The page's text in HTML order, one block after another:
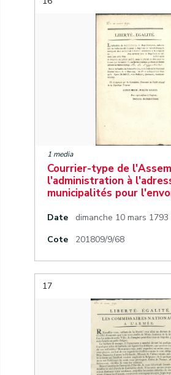
1 media
Courrier-type de
l'administration à
municipalités pour
Date
dimanche 10 mars 1793
Cote
201809/9/68
17